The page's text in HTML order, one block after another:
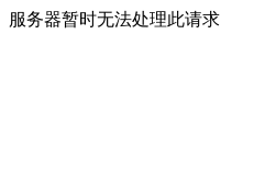
服务器暂时无法处理此请求